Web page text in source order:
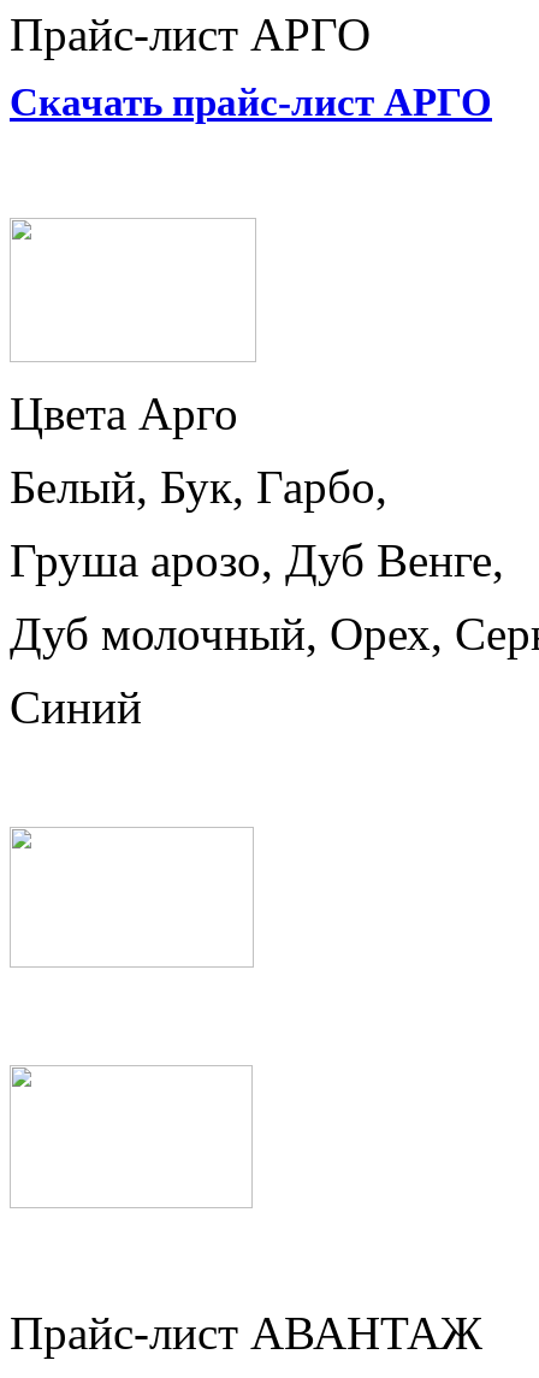
Прайс-лист АРГО
Скачать прайс-лист АРГО
Цвета Арго
Белый, Бук, Гарбо,
Груша арозо, Дуб Венге,
Дуб молочный, Орех,
Синий
Прайс-лист АВАНТАЖ